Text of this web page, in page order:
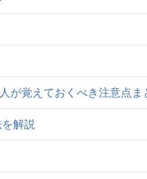
が覚えておくべき注意点ま
解説